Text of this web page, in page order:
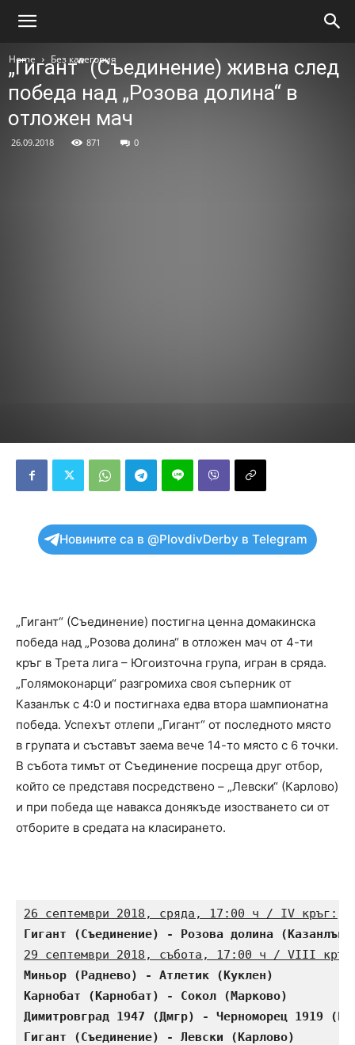
Home Без категория
„Гигант“ (Съединение) живна след
победа над „Розова долина“ в
отложен мач
26.09.2018 871 0
Новините са в @PlovdivDerby в Telegram
„Гигант“ (Съединение) постигна ценна домакинска
победа над „Розова долина“ в отложен мач от 4-ти
кръг в Трета лига – Югоизточна група, игран в сряда.
„Голямоконарци“ разгромиха своя съперник от
Казанлък с 4:0 и постигнаха едва втора шампионатна
победа. Успехът отлепи „Гигант“ от последното място
в групата и съставът заема вече 14-то място с 6 точки.
В събота тимът от Съединение посреща друг отбор,
който се представя посредствено – „Левски“ (Карлово)
и при победа ще навакса донякъде изостването си от
отборите в средата на класирането.
26 септември 2018, сряда, 17:00 ч / IV кръг:
Гигант (Съединение) - Розова долина
29 септември 2018, събота, 17:00 ч / VIII
Миньор (Раднево) - Атлетик (Куклен)
Карнобат (Карнобат) - Сокол (Марково)
Димитровград 1947 (Дмгр) - Черноморец
Гигант (Съединение) - Левски